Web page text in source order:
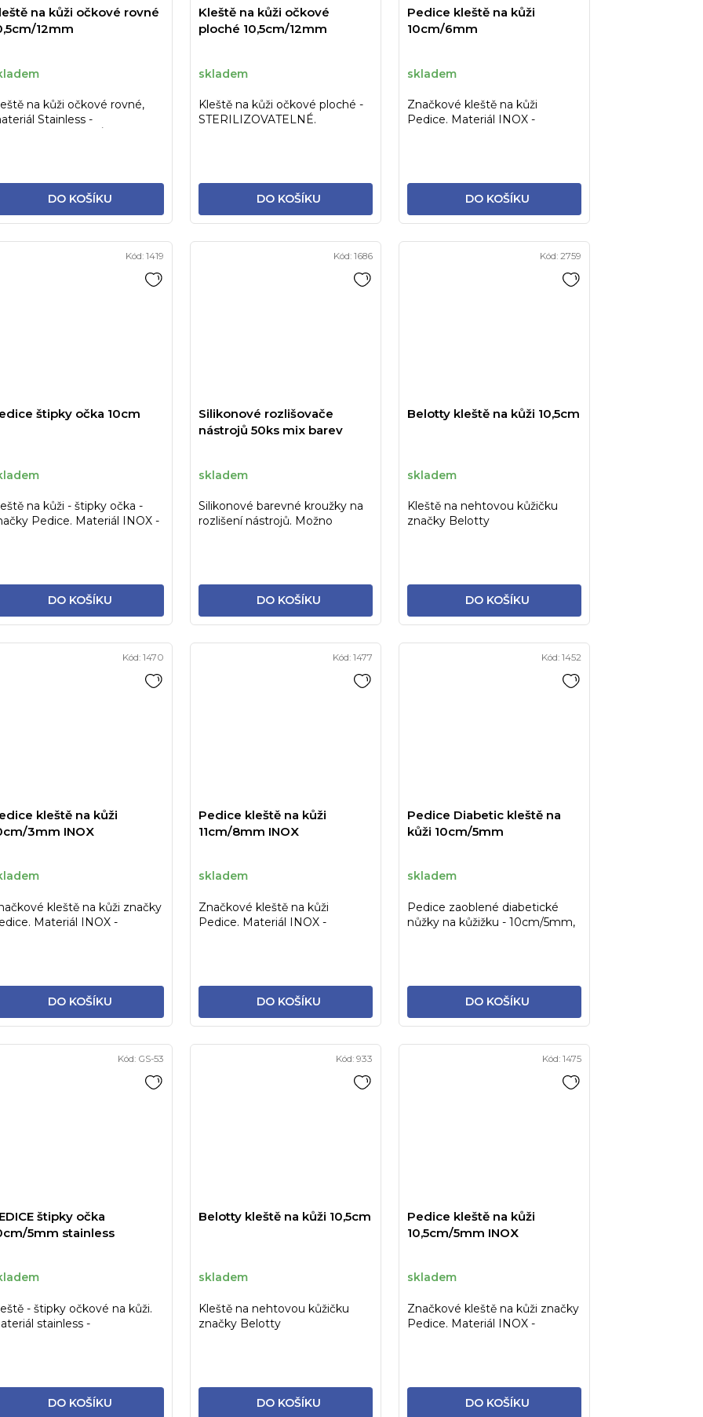
na kůži očkové rovné
12mm
DO KOŠÍKU
na kůži očkové rovné,
Stainless -
Kleště na kůži očkové
ploché 10,5cm/12mm
skladem
DO KOŠÍKU
Kleště na kůži očkové ploché -
STERILIZOVATELNÉ.
Pedice kleště na kůži
10cm/6mm
skladem
DO KOŠÍKU
Značkové kleště na kůži
Pedice. Materiál INOX -
štipky očka 10cm
DO KOŠÍKU
na kůži - štipky očka -
Pedice. Materiál INOX -
Kód: 1419
Silikonové rozlišovače
nástrojů 50ks mix barev
skladem
DO KOŠÍKU
Silikonové barevné kroužky na
rozlišení nástrojů. Možno
Kód: 1686
Belotty kleště na kůži 10,5cm
skladem
DO KOŠÍKU
Kleště na nehtovou kůžičku
značky Belotty
Kód: 2759
kleště na kůži
3mm INOX
DO KOŠÍKU
kleště na kůži značky
Materiál INOX -
Kód: 1470
Pedice kleště na kůži
11cm/8mm INOX
skladem
DO KOŠÍKU
Značkové kleště na kůži
Pedice. Materiál INOX -
Kód: 1477
Pedice Diabetic kleště na
kůži 10cm/5mm
skladem
DO KOŠÍKU
Pedice zaoblené diabetické
nůžky na kůžižku - 10cm/5mm,
Kód: 1452
štipky očka
5mm stainless
DO KOŠÍKU
- štipky očkové na kůži.
stainless -
Kód: GS-53
Belotty kleště na kůži 10,5cm
skladem
DO KOŠÍKU
Kleště na nehtovou kůžičku
značky Belotty
Kód: 933
Pedice kleště na kůži
10,5cm/5mm INOX
skladem
DO KOŠÍKU
Značkové kleště na kůži značky
Pedice. Materiál INOX -
Kód: 1475